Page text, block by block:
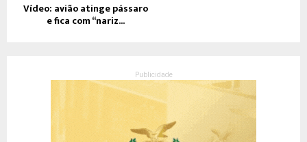
Vídeo: avião atinge pássaro
e fica com “nariz...
Publicidade